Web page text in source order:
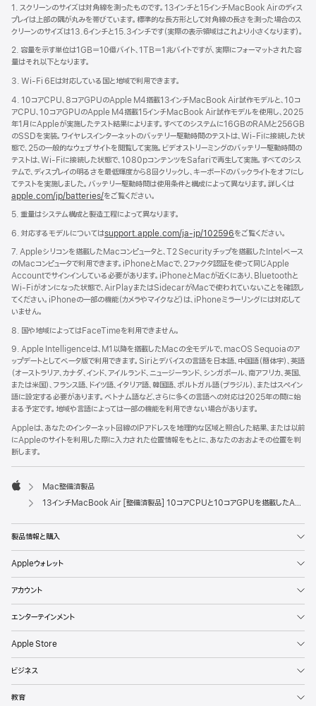
ン
ド
ウ
開
き
ま
1. スクリーンのサイズは対角線を測ったものです。13インチと15インチMacBook Airのディス
プレイは上部の隅が丸みを帯びています。標準的な長方形として対角線の長さを測った場合のス
クリーンのサイズは13.6インチと15.3インチです（実際の表示領域はこれより小さくなります）。
2. 容量を示す単位は1GB＝10億バイト、1TB＝1兆バイトですが、実際にフォーマットされた容
量はそれ以下となります。
3. Wi-Fi 6Eは対応している国と地域で利用できます。
4. 10コアCPU、8コアGPUのApple M4搭載13インチMacBook Air試作モデルと、10コ
アCPU、10コアGPUのApple M4搭載15インチMacBook Air試作モデルを使用し、2025
年1月にAppleが実施したテスト結果によります。すべてのシステムに16GBのRAMと256GB
のSSDを実装。ワイヤレスインターネットのバッテリー駆動時間のテストは、Wi-Fiに接続した状
態で、25の一般的なウェブサイトを閲覧して実施。ビデオストリーミングのバッテリー駆動時間の
テストは、Wi-Fiに接続した状態で、1080pコンテンツをSafariで再生して実施。すべてのシス
テムで、ディスプレイの明るさを最低輝度から8回クリックし、キーボードのバックライトをオフにし
てテストを実施しました。バッテリー駆動時間は使用条件と構成によって異なります。詳しくは
apple.com/jp/batteries/をご覧ください。
5. 重量はシステム構成と製造工程によって異なります。
6. 対応するモデルについてはsupport.apple.com/ja-jp/102596をご覧ください。
7. Appleシリコンを搭載したMacコンピュータと、T2 Securityチップを搭載したIntelベース
のMacコンピュータで利用できます。iPhoneとMacで、2ファクタ認証を使って同じApple
Accountでサインインしている必要があります。iPhoneとMacが近くにあり、Bluetoothと
Wi-Fiがオンになった状態で、AirPlayまたはSidecarがMacで使われていないことを確認し
てください。iPhoneの一部の機能（カメラやマイクなど）は、iPhoneミラーリングには対応して
いません。
8. 国や地域によってはFaceTimeを利用できません。
9. Apple Intelligenceは、M1以降を搭載したMacの全モデルで、macOS Sequoiaのア
ップデートとしてベータ版で利用できます。Siriとデバイスの言語を日本語、中国語（簡体字）、英語
（オーストラリア、カナダ、インド、アイルランド、ニュージーランド、シンガポール、南アフリカ、英国、
または米国）、フランス語、ドイツ語、イタリア語、韓国語、ポルトガル語（ブラジル）、またはスペイン
語に設定する必要があります。ベトナム語など、さらに多くの言語への対応は2025年の間に始
まる予定です。地域や言語によっては一部の機能を利用できない場合があります。
Appleは、あなたのインターネット回線のIPアドレスを地理的な区域と照合した結果、または以前
にAppleのサイトを利用した際に入力された位置情報をもとに、あなたのおおよその位置を判
断します。
Apple
Mac整備済製品
13インチMacBook Air [整備済製品] 10コアCPUと10コアGPUを搭載したApple M4チップ - ミッドナイト
製品情報と購入
Appleウォレット
アカウント
エンターテインメント
Apple Store
ビジネス
教育